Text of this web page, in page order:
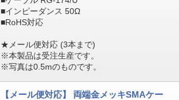
■インピーダンス 50Ω
■RoHS対応
★メール便対応 (3本まで)
※本製品は受注生産です。
※写真は0.5mのものです。
【メール便対応】 両端金メッキSMAケー